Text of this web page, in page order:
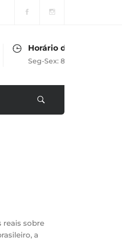
de Atendimento
8h às 17h
reais sobre
a